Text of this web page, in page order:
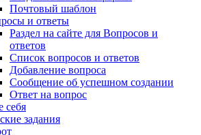
Почтовый шаблон
и ответы
Раздел на сайте для Вопросов и
ответов
Список вопросов и ответов
Добавление вопроса
Сообщение об успешном создании
Ответ на вопрос
себя
задания